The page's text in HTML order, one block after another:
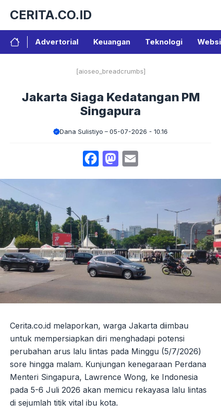
isi
CERITA.CO.ID
Advertorial Keuangan Teknologi
[aioseo_breadcrumbs]
Jakarta Siaga Kedatangan PM
Singapura
Dana Sulistiyo 05-07-2026 - 10.16
Facebook
Mastodon
Cerita.co.id melaporkan, warga Jakarta diimbau
untuk mempersiapkan diri menghadapi potensi
perubahan arus lalu lintas pada Minggu (5/7/2026)
sore hingga malam. Kunjungan kenegaraan Perdana
Menteri Singapura, Lawrence Wong, ke Indonesia
pada 5-6 Juli 2026 akan memicu rekayasa lalu lintas
di sejumlah titik vital ibu kota.